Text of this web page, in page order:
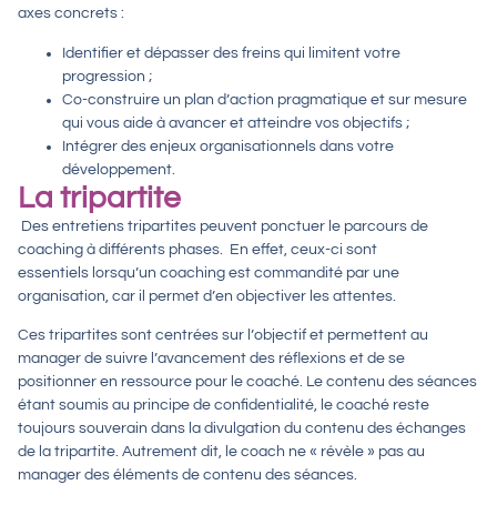
axes concrets :
Identifier et dépasser des freins qui limitent votre
progression ;
Co-construire un plan d’action pragmatique et sur mesure
qui vous aide à avancer et atteindre vos objectifs ;
Intégrer des enjeux organisationnels dans votre
développement.
La tripartite
Des entretiens tripartites peuvent ponctuer le parcours de
coaching à différents phases. En effet, ceux-ci sont
essentiels lorsqu’un coaching est commandité par une
organisation, car il permet d’en objectiver les attentes.
Ces tripartites sont centrées sur l’objectif et permettent au
manager de suivre l’avancement des réflexions et de se
positionner en ressource pour le coaché. Le contenu des séances
étant soumis au principe de confidentialité, le coaché reste
toujours souverain dans la divulgation du contenu des échanges
de la tripartite. Autrement dit, le coach ne « révèle » pas au
manager des éléments de contenu des séances.